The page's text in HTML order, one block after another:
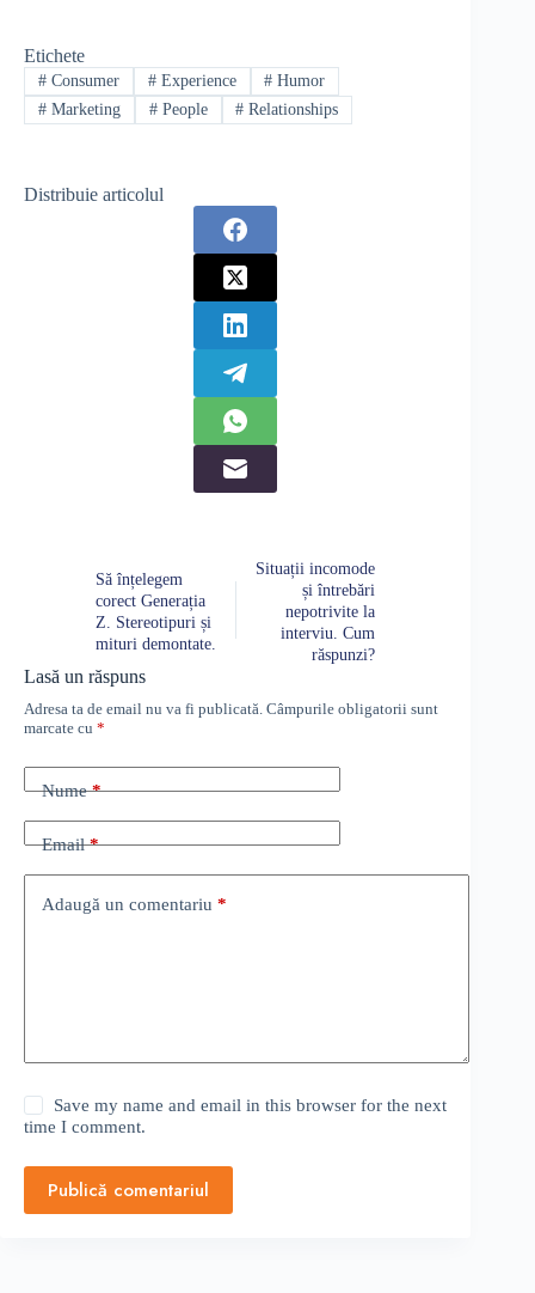
Etichete
#Consumer #Experience # Humor
#Marketing #People # Relationships
Distribuie articolul
Să înțelegem
corect Generația
Z. Stereotipuri și
mituri demontate.
Situații incomode
și întrebări
nepotrivite la
interviu. Cum
răspunzi?
Lasă un răspuns
Adresa ta de email nu va fi publicată. Câmpurile obligatorii sunt
marcate cu *
Nume*
Email*
Adaugă un comentariu *
Save my name and email in this browser for the next
time I comment.
Publică comentariul